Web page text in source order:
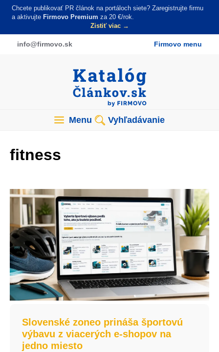
Skočiť
obsah
Chcete publikovať PR článok na portáloch siete? Zaregistrujte firmu
a aktivujte Firmovo Premium za 20 €/rok.
Zistiť viac →
info@firmovo.sk Firmovo menu
Menu Vyhľadávanie
fitness
Slovenské zoneo prináša športovú
výbavu z viacerých e-shopov na
jedno miesto